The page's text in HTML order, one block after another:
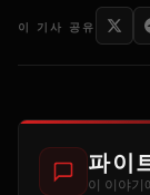
이 기사 공유
파이
이 이야기